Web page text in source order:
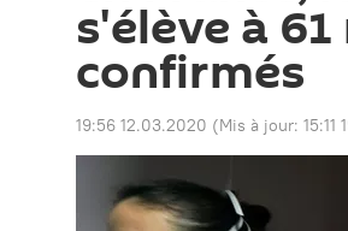
s'élève à
confirmés
19:56 12.03.2020 (Mis à jour: 15:11